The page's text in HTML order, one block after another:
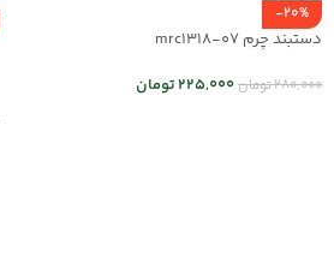
-20%
دستبند چرم mrc1318-07
280,000تومان225,000تومان